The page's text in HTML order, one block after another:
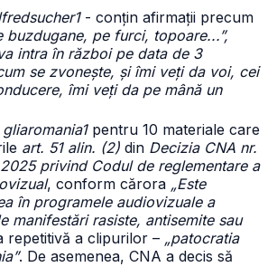
- conțin afirmații precum
buzdugane, pe furci, topoare...”,
intra în război pe data de 3
se zvonește, și îmi veți da voi, cei
îmi veți da pe mână un
gliaromania1pentru 10 materiale care
art. 51 alin. (2) din Decizia CNA nr.
privind Codul de reglementare a
, conform cărora „Este
în programele audiovizuale a
manifestări rasiste, antisemite sau
repetitivă a clipurilor – „patocratia
. De asemenea, CNA a decis să